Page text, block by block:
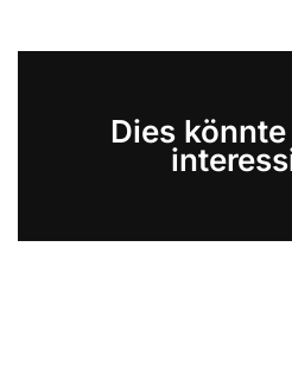
Dies